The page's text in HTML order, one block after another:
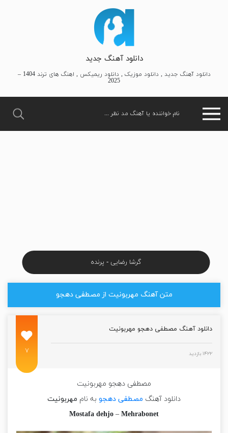
دانلود آهنگ جدید
دانلود آهنگ جدید , دانلود موزیک , دانلود ریمیکس , اهنگ های ترند 1404 –
2025
گرشا رضایی - پرنده
متن آهنگ مهربونیت از مصطفی دهجو
دانلود آهنگ مصطفی دهجو مهربونیت
۱۴۲۲ بازدید ۷
مصطفی دهجو مهربونیت
دانلود آهنگ مصطفی دهجو به نام مهربونیت
Mostafa dehjo – Mehrabonet